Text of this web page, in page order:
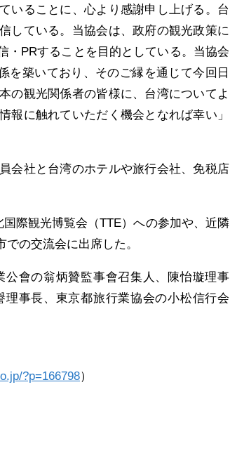
いることに、心より感謝申し上げる。台
している。当協会は、政府の観光政策に
・PRすることを目的としている。当協会
を築いており、そのご縁を通じて今回日
の観光関係者の皆様に、台湾についてよ
報に触れていただく機会となれば幸い」
会社と台湾のホテルや旅行会社、免税店
際観光博覧会（TTE）への参加や、近隣
の交流会に出席した。
會の翁炳贊監事會召集人、陳怡璇理事
事長、東京都旅行業協会の小松信行会
?p=166798）